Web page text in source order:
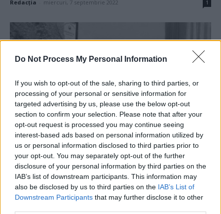
Do Not Process My Personal Information
If you wish to opt-out of the sale, sharing to third parties, or
processing of your personal or sensitive information for
targeted advertising by us, please use the below opt-out
section to confirm your selection. Please note that after your
opt-out request is processed you may continue seeing
interest-based ads based on personal information utilized by
us or personal information disclosed to third parties prior to
your opt-out. You may separately opt-out of the further
disclosure of your personal information by third parties on the
IAB’s list of downstream participants. This information may
also be disclosed by us to third parties on the IAB’s List of
Downstream Participants that may further disclose it to other
Redacţia miercuri, 7 septembrie 2022 1
După 32 de ani, se confirmă oficial
implicarea URSS în instalarea...
Redacţia - marți, 16 august 2022
„Locotenenții” lui Bogdan Buzăianu, trimiși
în judecată pentru delapidare. Chiar și...